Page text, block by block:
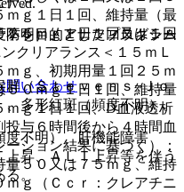
明）、アナフィラキシー
（Ｓｔｅｖｅｎｓ−Ｊｏ
多形紅斑（頻度不明）。
不明）、肝機能障害
昇、ＡＬＴ上昇等を伴う
。
ｍｇ１日１回、維持量（最
５ｍｇ１日１回又は１回
クリアランス＜１５ｍＬ
ｍｇ、初期用量１回２５ｍ
０ｍｇ１日１回、維持量
ｍｇ１日１回、D血液透析
与６時間後から４時間血
ション結果に基づく）：
５０又は７５ｍｇ、維持
ｇ（Ｃｃｒ：クレアチニ
を目的としたプログラム
問い合わせ